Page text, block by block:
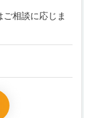
相談に応じま